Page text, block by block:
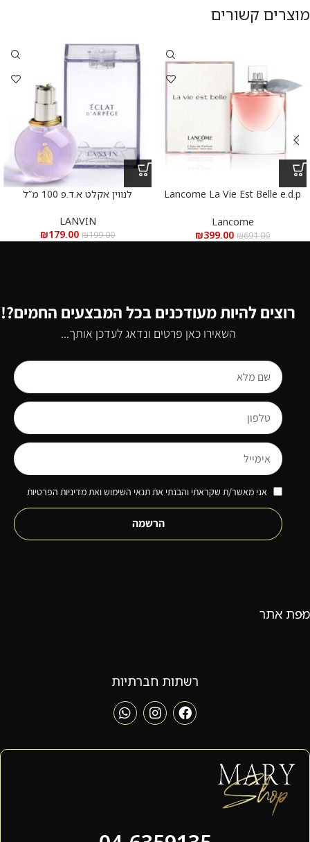
מוצרים קשורים
Lancome La Vie Est Belle e.d.p
100 מ”ל
Lancome
₪691.00
₪399.00
לנווין אקלט א.ד.פ 100 מ”ל
LANVIN
₪199.00
₪179.00
רוצים להיות מעודכנים בכל המבצעים החמים?!
השאירו כאן פרטים ונדאג לעדכן אותך...
אני מאשר/ת שקראתי והבנתי את תנאי השימוש ואת מדיניות הפרטיות
הרשמה
מפת אתר
רשתות חברתיות